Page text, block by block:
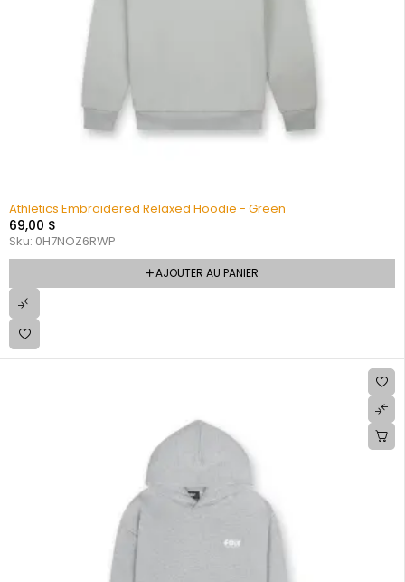
Athletics Embroidered Relaxed Hoodie - Green
69,00 $
Sku: 0H7NOZ6RWP
AJOUTER AU PANIER